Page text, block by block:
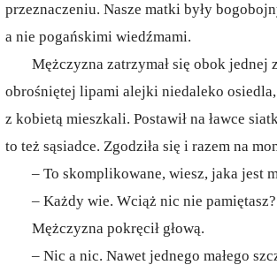
przeznaczeniu. Nasze matki były
a nie pogańskimi wiedźmami.
Mężczyzna zatrzymał się obok jednej
obrośniętej lipami alejki niedaleko
z kobietą mieszkali. Postawił na ławce
to też sąsiadce. Zgodziła się i razem na
– To skomplikowane, wiesz, jaka jest
– Każdy wie. Wciąż nic nie pamiętasz?
Mężczyzna pokręcił głową.
– Nic a nic. Nawet jednego małego